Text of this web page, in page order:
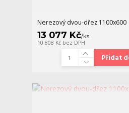
Nerezový dvou-dřez 1100x600
13 077 Kč/ks
10 808 Kč bez DPH
Přidat